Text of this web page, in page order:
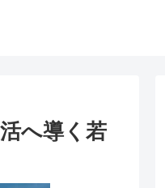
へ導く若